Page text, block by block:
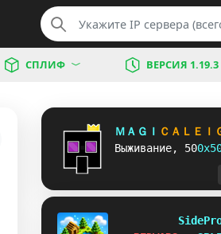
СПЛИФ ВЕРСИЯ 1.19.3
Ｍ Ａ Ｇ Ｉ Ｃ Ａ Ｌ Ｅ Ｉ
Выживание, 500х5
SidePr